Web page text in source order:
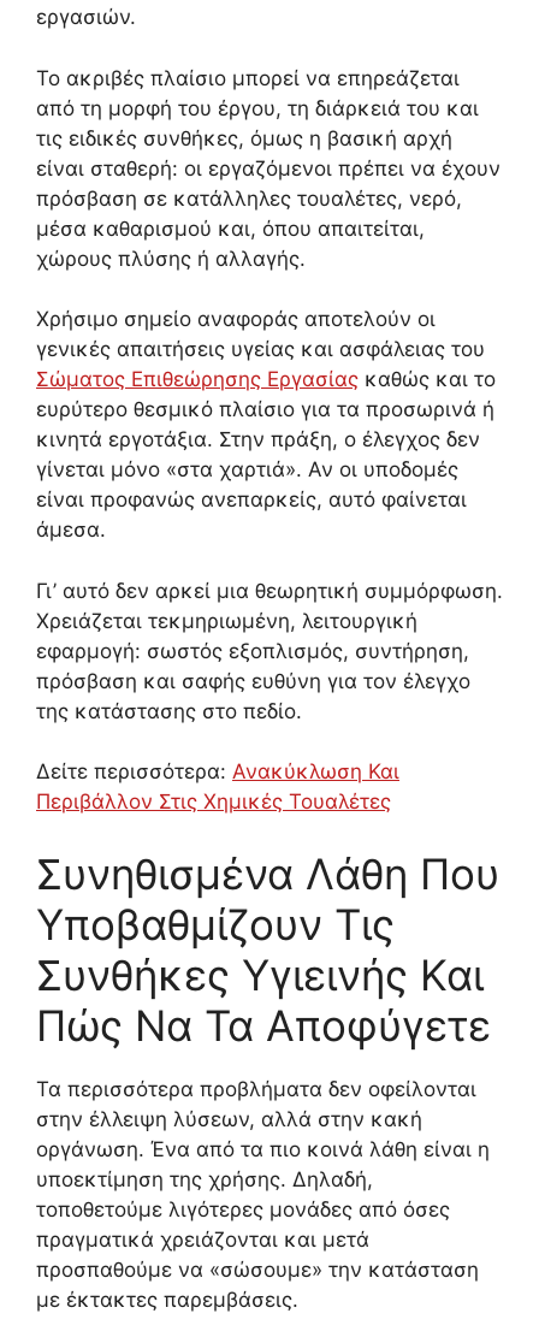
εργασιών.
Το ακριβές πλαίσιο μπορεί να επηρεάζεται
από τη μορφή του έργου, τη διάρκειά του και
τις ειδικές συνθήκες, όμως η βασική αρχή
είναι σταθερή: οι εργαζόμενοι πρέπει να έχουν
πρόσβαση σε κατάλληλες τουαλέτες, νερό,
μέσα καθαρισμού και, όπου απαιτείται,
χώρους πλύσης ή αλλαγής.
Χρήσιμο σημείο αναφοράς αποτελούν οι
γενικές απαιτήσεις υγείας και ασφάλειας του
Σώματος Επιθεώρησης Εργασίας καθώς και το
ευρύτερο θεσμικό πλαίσιο για τα προσωρινά ή
κινητά εργοτάξια. Στην πράξη, ο έλεγχος δεν
γίνεται μόνο «στα χαρτιά». Αν οι υποδομές
είναι προφανώς ανεπαρκείς, αυτό φαίνεται
άμεσα.
Γι’ αυτό δεν αρκεί μια θεωρητική συμμόρφωση.
Χρειάζεται τεκμηριωμένη, λειτουργική
εφαρμογή: σωστός εξοπλισμός, συντήρηση,
πρόσβαση και σαφής ευθύνη για τον έλεγχο
της κατάστασης στο πεδίο.
Δείτε περισσότερα: Ανακύκλωση Και
Περιβάλλον Στις Χημικές Τουαλέτες
Συνηθισμένα Λάθη Που
Υποβαθμίζουν Τις
Συνθήκες Υγιεινής Και
Πώς Να Τα Αποφύγετε
Τα περισσότερα προβλήματα δεν οφείλονται
στην έλλειψη λύσεων, αλλά στην κακή
οργάνωση. Ένα από τα πιο κοινά λάθη είναι η
υποεκτίμηση της χρήσης. Δηλαδή,
τοποθετούμε λιγότερες μονάδες από όσες
πραγματικά χρειάζονται και μετά
προσπαθούμε να «σώσουμε» την κατάσταση
με έκτακτες παρεμβάσεις.